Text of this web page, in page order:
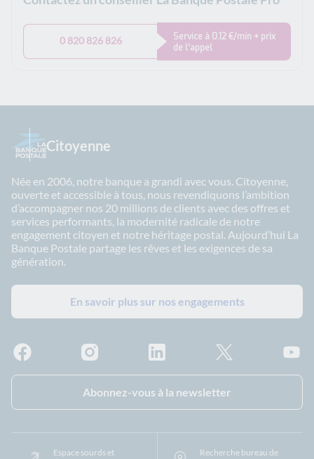
0 820 826 826
Service à 0.12 €/min + prix
de l’appel
Citoyenne
Née en 2006, notre banque a grandi avec vous. Citoyenne,
ouverte et accessible à tous, nous revendiquons l’ambition
d’accompagner nos 20 millions de clients avec des offres et
services performants, la modernité radicale de notre
engagement citoyen et notre héritage postal. Aujourd’hui La
Banque Postale partage les rêves et les exigences de sa
génération.
En savoir plus sur nos engagements
Abonnez-vous à la newsletter
Espace sourds et
Recherche bureau de